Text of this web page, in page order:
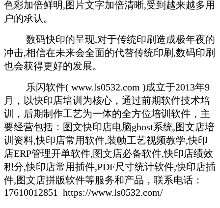
色彩加倍鲜明,图片文字加倍清晰,受到越来越多用
户的承认。
数码快印的呈现,对于传统印刷造成极年夜的
冲击,相信在未来会全面的代替传统印刷,数码印刷
也会获得更好的发展。
乐闪软件( www.ls0532.com )成立于2013年9
月，以快印店培训为核心，通过前期软件技术培
训，后期制作工艺为一体的全方位培训软件，主
要经营包括：图文快印店电脑ghost系统,图文店培
训资料,快印店常用软件,装帧工艺视频教学,快印
店ERP管理开单软件,图文店必备软件,快印店绩效
积分,快印店常用插件,PDF尺寸统计软件,快印店插
件,图文店拼版软件等服务和产品，联系电话：
17610012851 https://www.ls0532.com/